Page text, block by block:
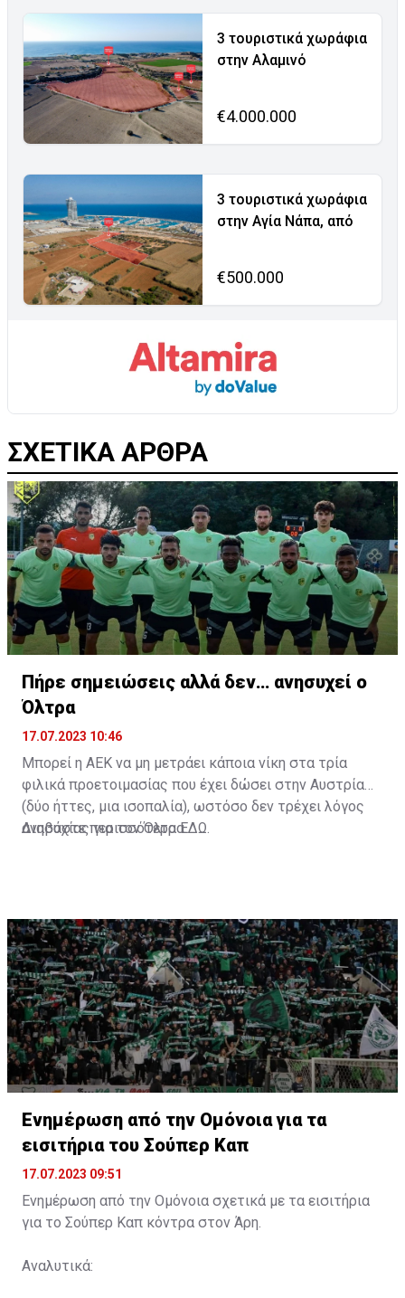
3 τουριστικά χωράφια
στην Αλαμινό
€4.000.000
3 τουριστικά χωράφια
στην Αγία Νάπα, από
€500.000
ΣΧΕΤΙΚΑ ΑΡΘΡΑ
Πήρε σημειώσεις αλλά δεν… ανησυχεί ο
Όλτρα
17.07.2023 10:46
Μπορεί η ΑΕΚ να μη μετράει κάποια νίκη στα τρία
φιλικά προετοιμασίας που έχει δώσει στην Αυστρία
(δύο ήττες, μια ισοπαλία), ωστόσο δεν τρέχει λόγος
ανησυχίας για τον Όλτρα.
Διαβάστε περισσότεραΕΔΩ
Ενημέρωση από την Ομόνοια για τα
εισιτήρια του Σούπερ Καπ
17.07.2023 09:51
Ενημέρωση από την Ομόνοια σχετικά με τα εισιτήρια
για το Σούπερ Καπ κόντρα στον Άρη.
Αναλυτικά: